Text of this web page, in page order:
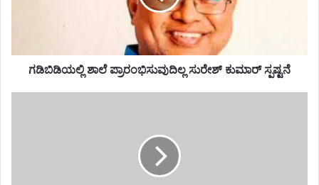
ಗಡಿಬಿಡಿಯಲ್ಲಿ ಶಾಲೆ ಪ್ರಾರಂಭಿಸುವುದಿಲ್ಲ ಸುರೇಶ್ ಕುಮಾರ್ ಸ್ಪಷ್ಟನೆ